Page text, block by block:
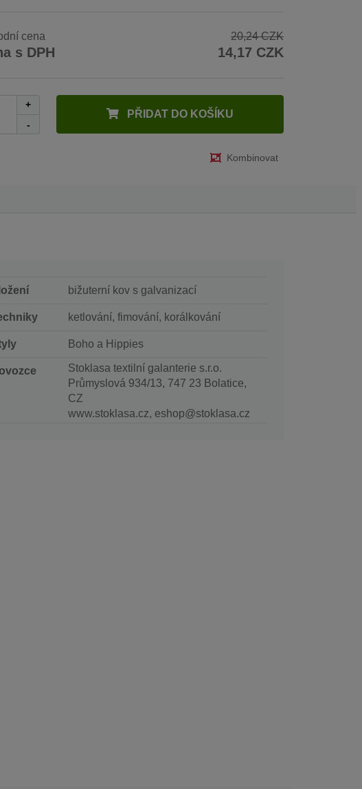
cena 20,24 CZK
s DPH 14,17 CZK
+
-
PŘIDAT DO KOŠÍKU
Kombinovat
bižuterní kov s galvanizací
ketlování, fimování, korálkování
Boho a Hippies
Stoklasa textilní galanterie s.r.o.
Průmyslová 934/13, 747 23 Bolatice,
CZ
www.stoklasa.cz, eshop@stoklasa.cz